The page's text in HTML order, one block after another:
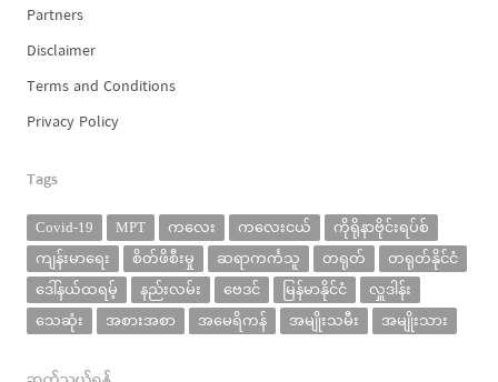
Partners
Disclaimer
Terms and Conditions
Privacy Policy
Tags
Covid-19 MPT ကလေး ကလေးငယ်
ကိုရိုနာဗိုင်းရပ်စ်
ကျန်းမာရေး
စိတ်ဖိစီးမှု ဆရာကင်္ကသူ တရုတ်
တရုတ်နိုင်ငံ
ဒေါ်နယ်ထရမ့်
နည်းလမ်း ဗေဒင် မြန်မာနိုင်ငံ
လှူဒါန်း
သေဆုံး
အစားအစာ အမေရိကန် အမျိုးသမီး အမျိုးသား